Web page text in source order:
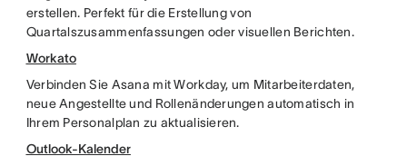
erstellen. Perfekt für die Erstellung von
Quartalszusammenfassungen oder visuellen Berichten.
Workato
Verbinden Sie Asana mit Workday, um Mitarbeiterdaten,
neue Angestellte und Rollenänderungen automatisch in
Ihrem Personalplan zu aktualisieren.
Outlook-Kalender